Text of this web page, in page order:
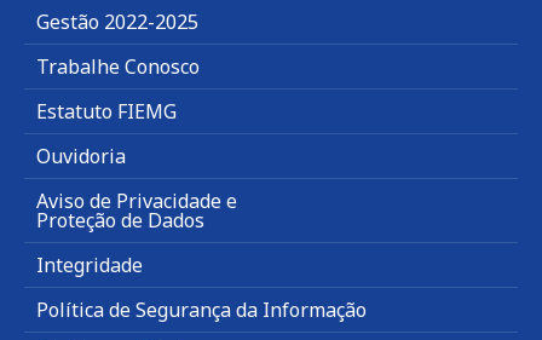
Gestão 2022-2025
Trabalhe Conosco
Estatuto FIEMG
Ouvidoria
Aviso de Privacidade e
Proteção de Dados
Integridade
Política de Segurança da Informação